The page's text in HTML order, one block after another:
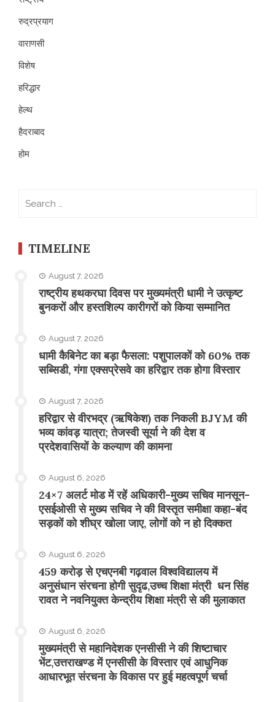
रुद्रप्रयाग
वाराणसी
विशेष
हरिद्धार
हेल्थ
हैदराबाद
होम
TIMELINE
August 7, 2026
राष्ट्रीय हथकरघा दिवस पर मुख्यमंत्री धामी ने उत्कृष्ट
बुनकरों और हस्तशिल्प कारीगरों को किया सम्मानित
August 7, 2026
​धामी कैबिनेट का बड़ा फैसला: पशुपालकों को 60% तक
सब्सिडी, गंगा एक्सप्रेसवे का हरिद्वार तक होगा विस्तार
August 7, 2026
​हरिद्वार से वीरभद्र (ऋषिकेश) तक निकली BJYM की
भव्य कांवड़ यात्रा; तेजस्वी सूर्या ने की देश व
प्रदेशवासियों के कल्याण की कामना
August 6, 2026
24×7 अलर्ट मोड में रहें अधिकारी-मुख्य सचिव मानसून-
एसईओसी से मुख्य सचिव ने की विस्तृत समीक्षा कहा-बंद
सड़कों को शीघ्र खोला जाए, लोगों को न हो दिक्कत
August 6, 2026
459 करोड़ से एचएनबी गढ़वाल विश्वविद्यालय में
अनुसंधान संरचना होगी सुदृढ,उच्च शिक्षा मंत्री धन सिंह
रावत ने नवनियुक्त केन्द्रीय शिक्षा मंत्री से की मुलाकात
August 6, 2026
मुख्यमंत्री से महानिदेशक एनसीसी ने की शिष्टाचार
भेंट,उत्तराखण्ड में एनसीसी के विस्तार एवं आधुनिक
आधारभूत संरचना के विकास पर हुई महत्वपूर्ण चर्चा